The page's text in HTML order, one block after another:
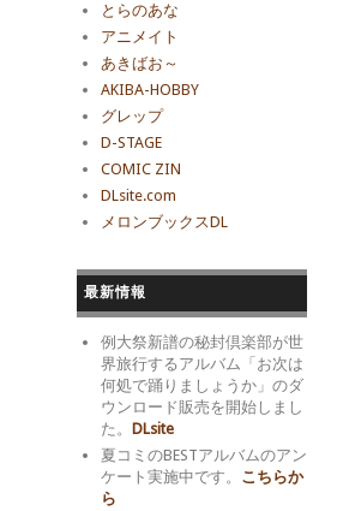
とらのあな
アニメイト
あきばお～
AKIBA-HOBBY
グレップ
D-STAGE
COMIC ZIN
DLsite.com
メロンブックスDL
最新情報
例大祭新譜の秘封倶楽部が世
界旅行するアルバム「お次は
何処で踊りましょうか」のダ
ウンロード販売を開始しまし
た。 DLsite
夏コミのBESTアルバムのアン
ケート実施中です。 こちらか
ら